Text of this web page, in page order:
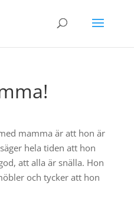
mamma är att hon är
hela tiden att hon
att alla är snälla. Hon
och tycker att hon